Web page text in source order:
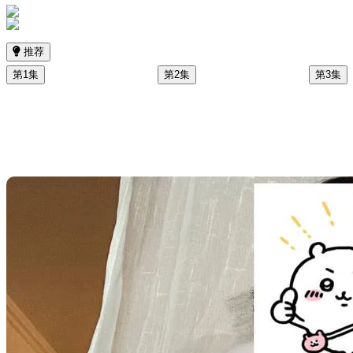
推荐
第1集
第2集 第3集